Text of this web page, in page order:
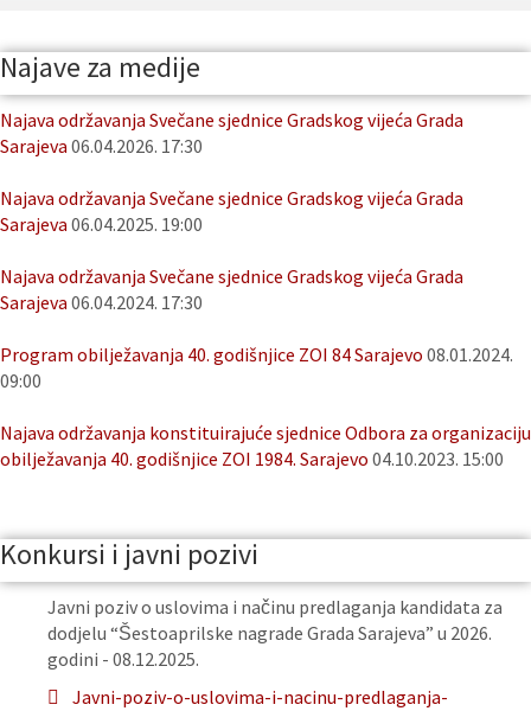
Najave za medije
Najava održavanja Svečane sjednice Gradskog vijeća Grada
Sarajeva 06.04.2026. 17:30
Najava održavanja Svečane sjednice Gradskog vijeća Grada
Sarajeva 06.04.2025. 19:00
Najava održavanja Svečane sjednice Gradskog vijeća Grada
Sarajeva 06.04.2024. 17:30
Program obilježavanja 40. godišnjice ZOI 84 Sarajevo 08.01.2024.
09:00
Najava održavanja konstituirajuće sjednice Odbora za organizaciju
obilježavanja 40. godišnjice ZOI 1984. Sarajevo 04.10.2023. 15:00
Konkursi i javni pozivi
Javni poziv o uslovima i načinu predlaganja kandidata za
dodjelu “Šestoaprilske nagrade Grada Sarajeva” u 2026.
godini - 08.12.2025.
Javni-poziv-o-uslovima-i-nacinu-predlaganja-